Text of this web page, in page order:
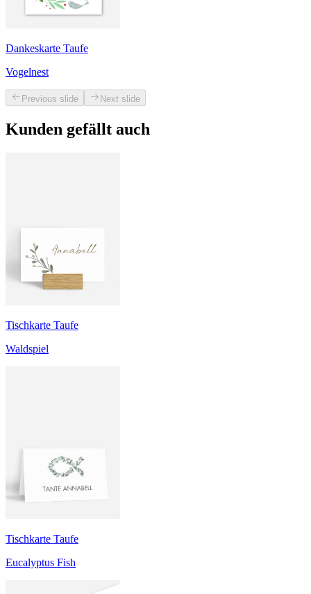
Dankeskarte Taufe
Vogelnest
Previous slide Next slide
Kunden gefällt auch
Tischkarte Taufe
Waldspiel
Tischkarte Taufe
Eucalyptus Fish